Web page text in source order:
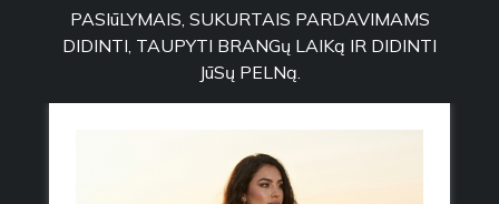
PASIūLYMAIS, SUKURTAIS PARDAVIMAMS
DIDINTI, TAUPYTI BRANGų LAIKą IR DIDINTI
JūSų PELNą.